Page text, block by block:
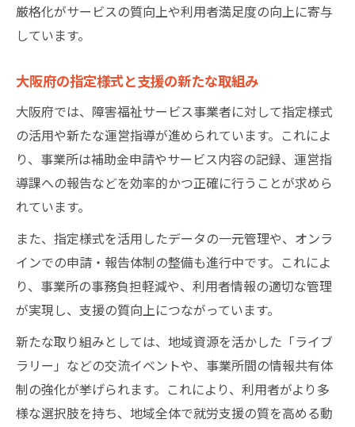
厳格化がサービスの質向上や利用者満足度の向上に寄与
しています。
大阪府の指定様式と支援の新たな取組み
大阪府では、障害福祉サービス事業者に対して指定様式
の活用や新たな運営指導が進められています。これによ
り、事業所は補助金申請やサービス内容の記録、運営指
導課への報告などを効率的かつ正確に行うことが求めら
れています。
また、指定様式を活用したデータの一元管理や、オンラ
インでの申請・報告体制の整備も進行中です。これによ
り、事業所の事務負担軽減や、利用者情報の適切な管理
が実現し、支援の質向上につながっています。
新たな取り組みとしては、地域資源を活かした「ライブ
ラリー」などの交流イベントや、事業所間の情報共有体
制の強化が挙げられます。これにより、利用者がより多
様な選択肢を持ち、地域全体で就労支援の質を高める動